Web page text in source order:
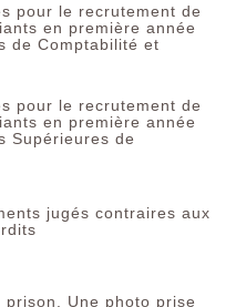
pour le recrutement de
en première année
de Comptabilité et
pour le recrutement de
en première année
Supérieures de
jugés contraires aux
Une photo prise